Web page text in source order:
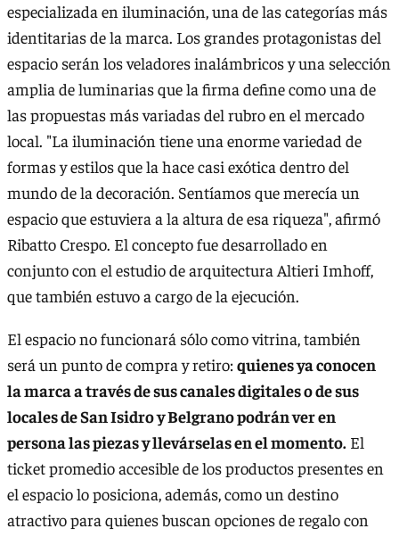
especializada en iluminación, una de las categorías más
identitarias de la marca. Los grandes protagonistas del
espacio serán los veladores inalámbricos y una selección
amplia de luminarias que la firma define como una de
las propuestas más variadas del rubro en el mercado
local. "La iluminación tiene una enorme variedad de
formas y estilos que la hace casi exótica dentro del
mundo de la decoración. Sentíamos que merecía un
espacio que estuviera a la altura de esa riqueza", afirmó
Ribatto Crespo. El concepto fue desarrollado en
conjunto con el estudio de arquitectura Altieri Imhoff,
que también estuvo a cargo de la ejecución.
El espacio no funcionará sólo como vitrina, también
será un punto de compra y retiro:quienes ya conocen
la marca a través de sus canales digitales o de sus
locales de San Isidro y Belgrano podrán ver en
persona las piezas y llevárselas en el momento. El
ticket promedio accesible de los productos presentes en
el espacio lo posiciona, además, como un destino
atractivo para quienes buscan opciones de regalo con